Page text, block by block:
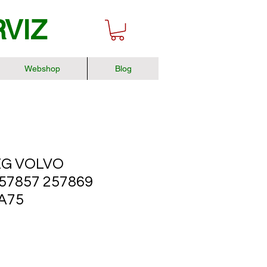
Webshop Blog
VOLVO
257869